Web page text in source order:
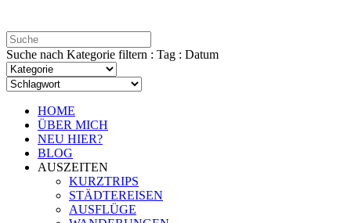
Suche nach Kategorie filtern : Tag : Datum
HOME
ÜBER MICH
NEU HIER?
BLOG
AUSZEITEN
KURZTRIPS
STÄDTEREISEN
AUSFLÜGE